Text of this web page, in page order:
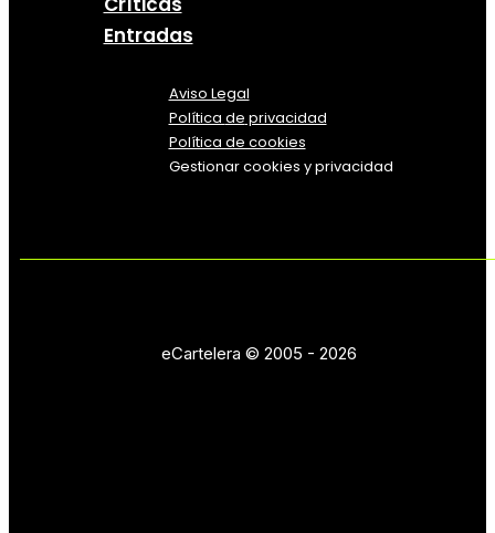
Entradas
Aviso Legal
Política de privacidad
Política de cookies
Gestionar cookies y privacidad
eCartelera © 2005 - 2026